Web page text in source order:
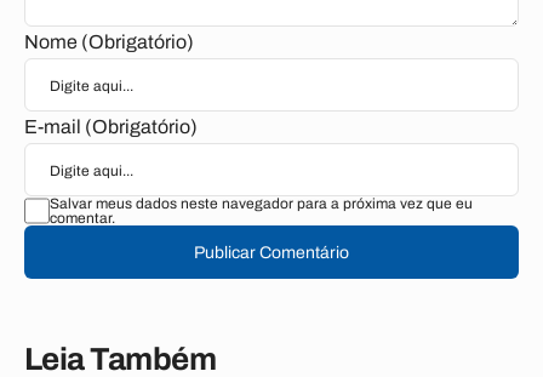
Nome (Obrigatório)
E-mail (Obrigatório)
Salvar meus dados neste navegador para a próxima vez que eu
comentar.
Publicar Comentário
Leia Também